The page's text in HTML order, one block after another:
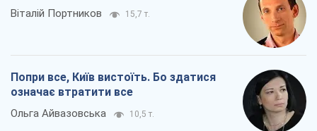
Віталій Портников 15,7 т.
Попри все, Київ вистоїть. Бо здатися
означає втратити все
Ольга Айвазовська 10,5 т.